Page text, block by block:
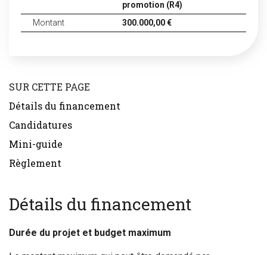
promotion (R4)
Montant
300.000,00 €
SUR CETTE PAGE
Détails du financement
Candidatures
Mini-guide
Règlement
Détails du financement
Durée du projet et budget maximum